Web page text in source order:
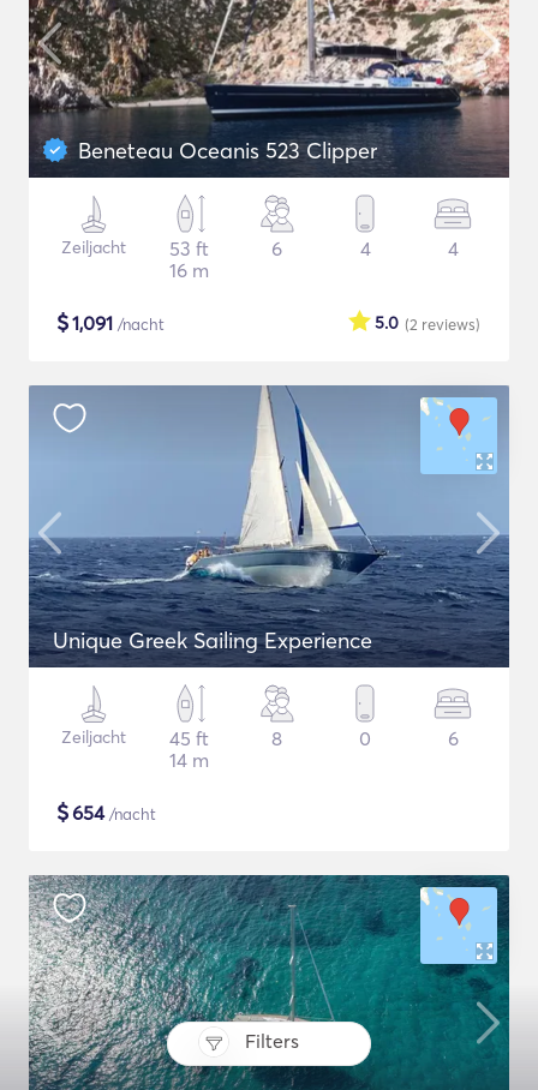
Filters
Beneteau Oceanis 523 Clipper
Zeiljacht
53 ft
16 m
6 4 4
$1,091 /nacht (2 reviews)
5.0
Unique Greek Sailing Experience
Zeiljacht
45 ft
14 m
8 0 6
$654/nacht